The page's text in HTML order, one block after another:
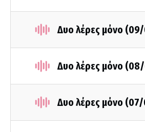
Δυο λέρες μόνο
Δυο λέρες μόνο
Δυο λέρες μόνο